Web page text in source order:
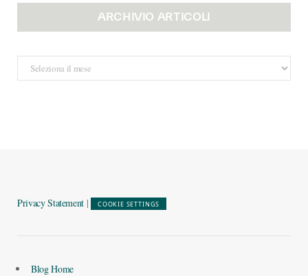
ARCHIVIO ARTICOLI
Archivio
Articoli
Privacy Statement | COOKIE SETTINGS
Blog Home